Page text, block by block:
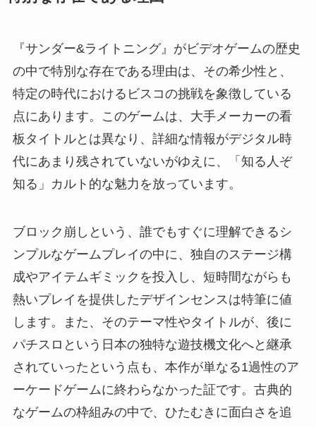
『サンダー&ライトニング』がビデオゲームの歴史
の中で特別な存在である理由は、その希少性と、
特定の時代におけるビスコの挑戦を象徴している
点にあります。このゲームは、大手メーカーの看
板タイトルとは異なり、詳細な情報がデジタル時
代にあまり残されていないがゆえに、「知る人ぞ
知る」カルト的な魅力を放っています。
ブロック崩しという、誰でもすぐに理解できるシ
ンプルなゲームプレイの中に、独自のステージ構
成やアイテムギミックを投入し、短時間ながらも
熱いプレイを提供したデザインセンスは特筆に値
します。また、そのテーマ性やタイトルが、後に
パチスロという日本の独特な遊技機文化へと継承
されていったという点も、本作が単なる1過性のア
ーケードゲームに終わらなかった証です。古典的
なゲームの枠組みの中で、ひたむきに面白さを追